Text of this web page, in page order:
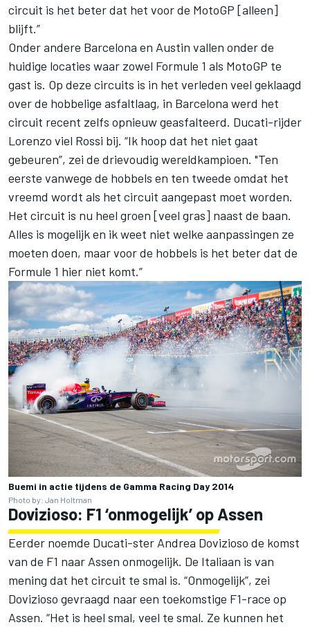
circuit is het beter dat het voor de MotoGP [alleen]
blijft.”
Onder andere Barcelona en Austin vallen onder de
huidige locaties waar zowel Formule 1 als MotoGP te
gast is. Op deze circuits is in het verleden veel geklaagd
over de hobbelige asfaltlaag, in Barcelona werd het
circuit recent zelfs opnieuw geasfalteerd. Ducati-rijder
Lorenzo viel Rossi bij. “Ik hoop dat het niet gaat
gebeuren”, zei de drievoudig wereldkampioen. "Ten
eerste vanwege de hobbels en ten tweede omdat het
vreemd wordt als het circuit aangepast moet worden.
Het circuit is nu heel groen [veel gras] naast de baan.
Alles is mogelijk en ik weet niet welke aanpassingen ze
moeten doen, maar voor de hobbels is het beter dat de
Formule 1 hier niet komt.”
Buemi in actie tijdens de Gamma Racing Day 2014
Photo by: Jan Holtman
Dovizioso: F1 ‘onmogelijk’ op Assen
Eerder noemde Ducati-ster Andrea Dovizioso de komst
van de F1 naar Assen onmogelijk. De Italiaan is van
mening dat het circuit te smal is. “Onmogelijk”, zei
Dovizioso gevraagd naar een toekomstige F1-race op
Assen. “Het is heel smal, veel te smal. Ze kunnen het